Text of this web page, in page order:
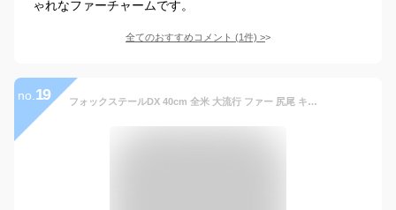
ゃれなファーチャームです。
全てのおすすめコメント (1件) >
no. 19 フォックステールDX 40cm 全米 大流行 ファー 尻尾 キツネ 動物 巨大 キーホルダー ファッション 装飾 女性 男性 TEC-FOXTAILD